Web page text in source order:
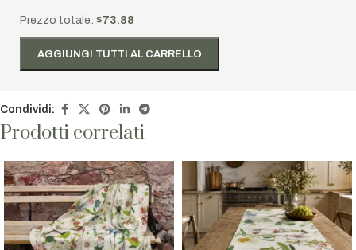
Prezzo totale: $73.88
AGGIUNGI TUTTI AL CARRELLO
Condividi:
Prodotti correlati